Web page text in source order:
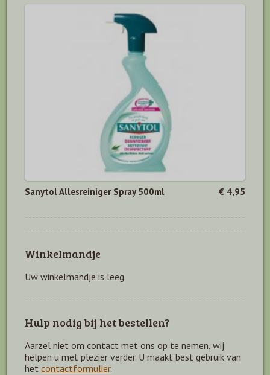
Sanytol Allesreiniger Spray 500ml € 4,95
Winkelmandje
Uw winkelmandje is leeg.
Hulp nodig bij het bestellen?
Aarzel niet om contact met ons op te nemen, wij
helpen u met plezier verder. U maakt best gebruik van
het contactformulier.